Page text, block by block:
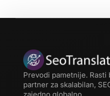
Prevodi pametnije.
partner za skalabilan,